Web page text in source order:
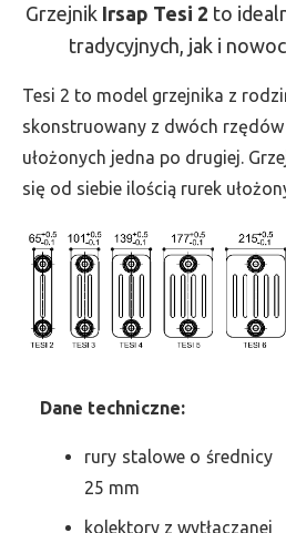
-
wys.
1000,
szer.
1710,
2630
Grzejnik Irsap Tesi 2 to
tradycyjnych, jak i
Tesi 2 to model grzejnika z
skonstruowany z dwóch
ułożonych jedna po drugiej.
się od siebie ilością rurek
Dane techniczne:
rury stalowe o średnicy
25 mm
kolektory z wytłaczanej